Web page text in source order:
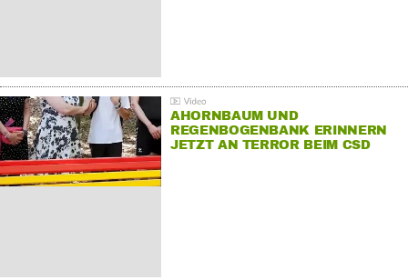
AHORNBAUM UND
REGENBOGENBANK ERINNERN
JETZT AN TERROR BEIM CSD